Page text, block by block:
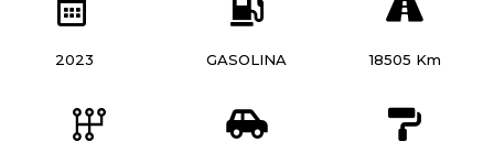
2023 GASOLINA 18505 Km